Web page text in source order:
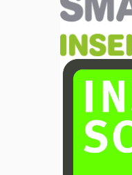
gründete ich die
Einzelfirma